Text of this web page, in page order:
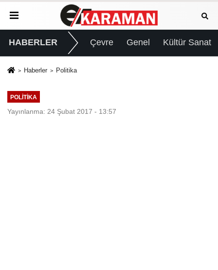
HABERLER Çevre Genel Kültür Sanat
Haberler Politika
POLITIKA
Yayınlanma: 24 Şubat 2017 - 13:57